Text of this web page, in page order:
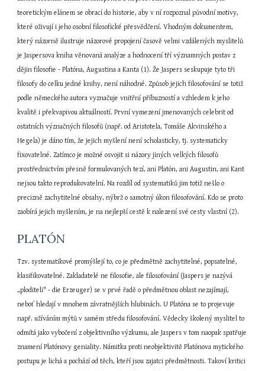
teoretickým elánem se obrací do historie, aby v ní rozpoznal původní motivy,
které oživují i jeho osobní filosofické přesvědčení. Vhodným dokumentem,
který názorně ilustruje názorové propojení časově velmi vzdálených myslitelů
je Jaspersova kniha věnovaná analýze a hodnocení tří významných postav z
dějin filosofie - Platóna, Augustina a Kanta (1). Že Jaspers seskupuje tyto tři
filosofy do celku jedné knihy, není náhodné. Způsob jejich filosofování se totiž
podle německého autora vyznačuje vnitřní příbuzností a vzhledem k jeho
kvalitě i překvapivou aktuálností. První vymezení jmenovaných celebrit od
ostatních význačných filosofů (např. od Aristotela, Tomáše Akvinského a
Hegela) je dáno tím, že jejich myšlení není scholasticky, tj. systematicky
fixovatelné. Zatímco je možné osvojit si názory jiných velkých filosofů
prostřednictvím přesně formulovaných tezí, ani Platón, ani Augustin, ani Kant
nejsou takto reprodukovatelní. Na rozdíl od systematiků jim totiž nešlo o
precizně zachytitelné obsahy, nýbrž o samotný úkon filosofování. Kdo se proto
zaobírá jejich myšlením, je na nejlepší cestě k nalezení své cesty vlastní (2).
PLATÓN
Tzv. systematikové promýšlejí to, co je předmětně zachytitelné, popsatelné,
klasifikovatelné. Zakladatelé ne filosofie, ale filosofování (Jaspers je nazývá
„ploditeli" - die Erzeuger) se v prvé řadě o předmětnou oblast nezajímají,
neboť hledají v mnohem závratnějších hlubinách. U Platóna se to projevuje
např. užíváním mýtů v samém středu filosofování. Vědecky školený myslitel to
odmítá jako vybočení z objektivního výzkumu, ale Jaspers v tom naopak spatřuje
znamení Platónovy geniality. Námitka proti neobjektivitě Platónova mytického
postupu je lichá a pochází od těch, kteří jsou zajatci předmětnosti. Takoví kritici